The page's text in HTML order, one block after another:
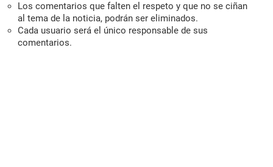
Los comentarios que falten el respeto y que no se ciñan
al tema de la noticia, podrán ser eliminados.
Cada usuario será el único responsable de sus
comentarios.